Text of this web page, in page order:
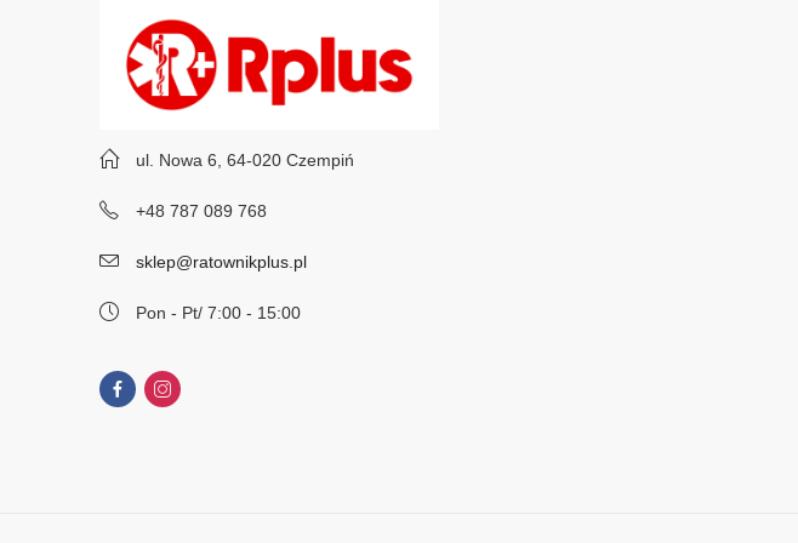
ul. Nowa 6, 64-020 Czempiń
+48 787 089 768
sklep@ratownikplus.pl
Pon - Pt/ 7:00 - 15:00